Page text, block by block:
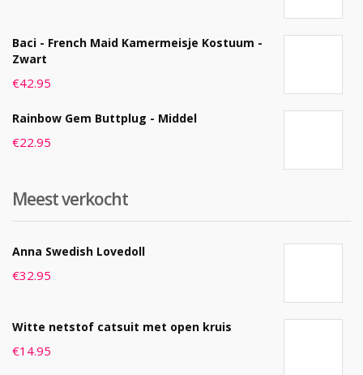
Baci - French Maid Kamermeisje Kostuum -
Zwart
€42.95
Rainbow Gem Buttplug - Middel
€22.95
Meest verkocht
Anna Swedish Lovedoll
€32.95
Witte netstof catsuit met open kruis
€14.95